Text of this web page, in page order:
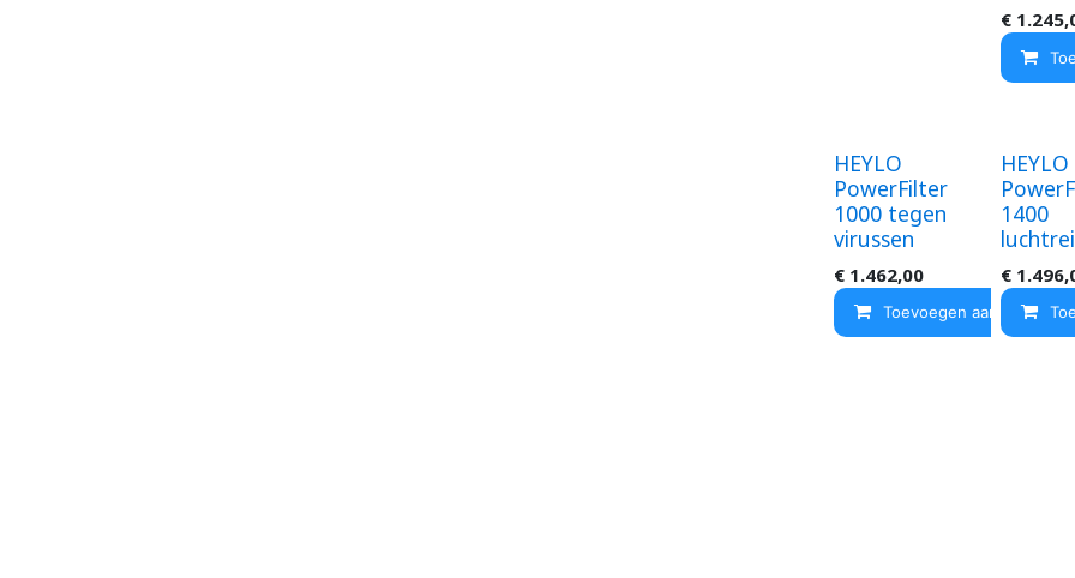
€
HEYLO
PowerFilter
1000 tegen
virussen
€ 1.462,00
Toevoegen aan
HEYLO
1400
€